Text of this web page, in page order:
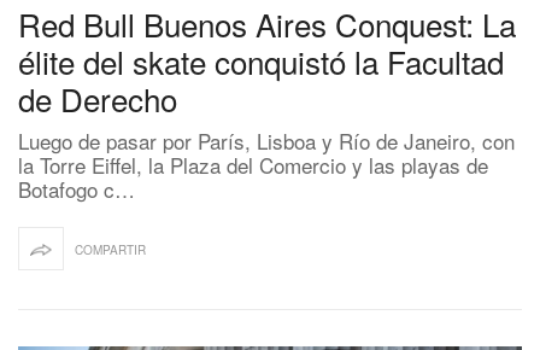
Red Bull Buenos Aires Conquest: La
élite del skate conquistó la Facultad
de Derecho
Luego de pasar por París, Lisboa y Río de Janeiro, con
la Torre Eiffel, la Plaza del Comercio y las playas de
Botafogo c…
COMPARTIR